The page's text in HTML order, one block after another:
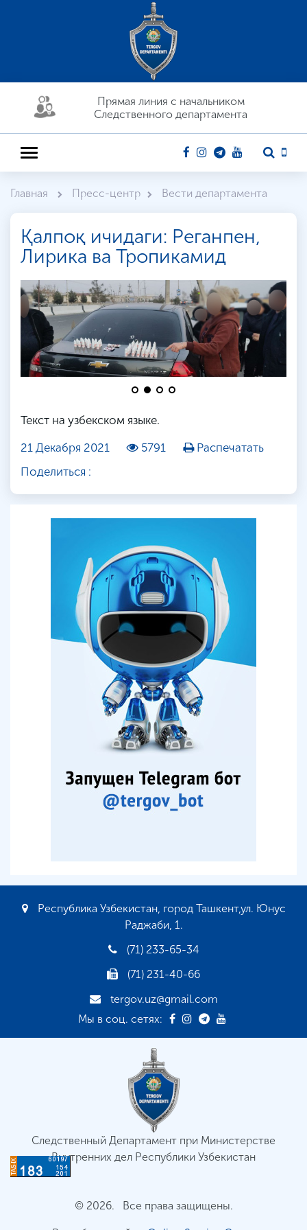
Прямая линия c начальником
Следственного департамента
Главная Пресс-центр Вести департамента
Қалпоқ ичидаги: Реганпен,
Лирика ва Тропикамид
Текст на узбекском языке.
21 Декабря 2021
5791
Распечатать
Поделиться :
Республика Узбекистан, город Ташкент,ул. Юнус
Раджаби, 1.
(71) 233-65-34
(71) 231-40-66
tergov.uz@gmail.com
Мы в соц. сетях:
Следственный Департамент при Министерстве
Внутренних дел Республики Узбекистан
© 2026. Все права защищены.